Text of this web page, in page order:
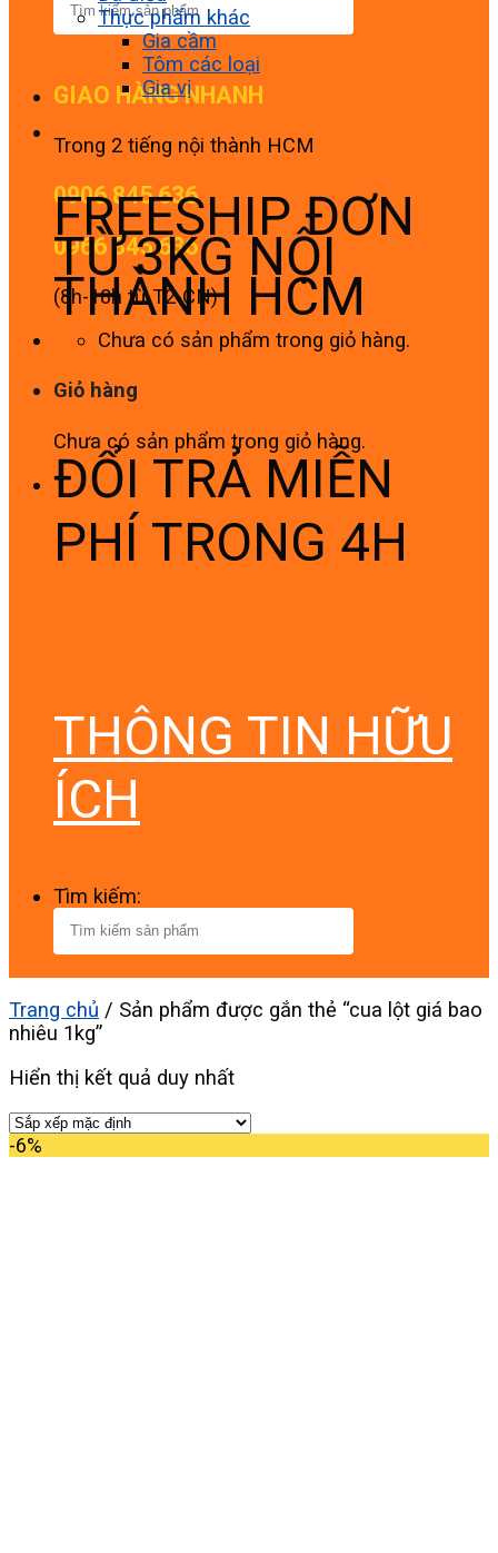
GIAO HÀNG NHANH
Trong 2 tiếng nội thành HCM
0906 845 636
0966 845 636
(8h-18h từ T2-CN)
Chưa có sản phẩm trong giỏ hàng.
Giỏ hàng
Chưa có sản phẩm trong giỏ hàng.
Thực phẩm khác
Gia cầm
Tôm các loại
Gia vị
FREESHIP ĐƠN
TỪ 3KG NỘI
THÀNH HCM
ĐỔI TRẢ MIỄN
PHÍ TRONG 4H
THÔNG TIN HỮU
ÍCH
Tìm kiếm:
Trang chủ / Sản phẩm được gắn thẻ “cua lột giá bao
nhiêu 1kg”
Hiển thị kết quả duy nhất
-6%